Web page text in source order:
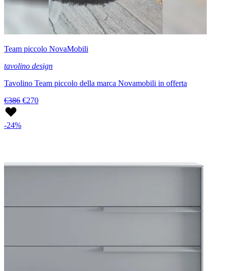
Team piccolo NovaMobili
tavolino design
Tavolino Team piccolo della marca Novamobili in offerta
€386 €270
-24%